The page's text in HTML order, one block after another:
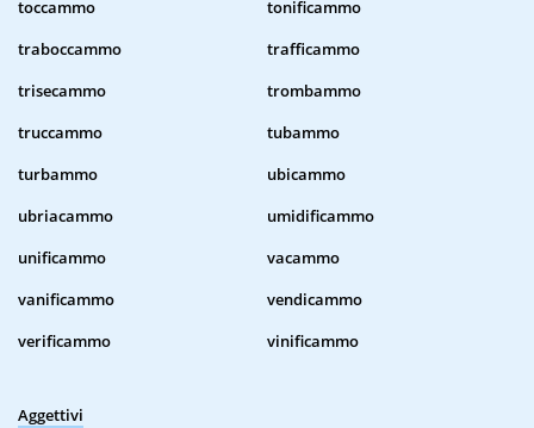
toccammo
tonificammo
traboccammo
trafficammo
trisecammo
trombammo
truccammo
tubammo
turbammo
ubicammo
ubriacammo
umidificammo
unificammo
vacammo
vanificammo
vendicammo
verificammo
vinificammo
Aggettivi